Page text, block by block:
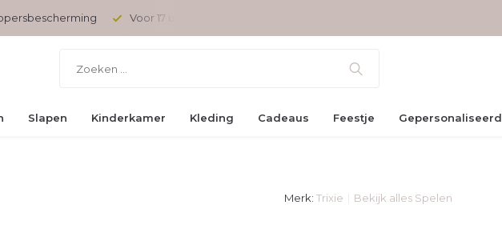
Voor 17 uur besteld, vandaag verzonden
Slapen Kinderkamer Kleding Cadeaus Feestje Gepersonaliseerd
Merk: Trixie Bekijk alles Spelen